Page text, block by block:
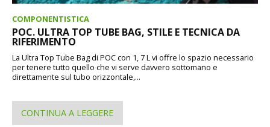
COMPONENTISTICA
POC. ULTRA TOP TUBE BAG, STILE E TECNICA DA
RIFERIMENTO
La Ultra Top Tube Bag di POC con 1, 7 L vi offre lo spazio necessario
per tenere tutto quello che vi serve davvero sottomano e
direttamente sul tubo orizzontale,...
CONTINUA A LEGGERE